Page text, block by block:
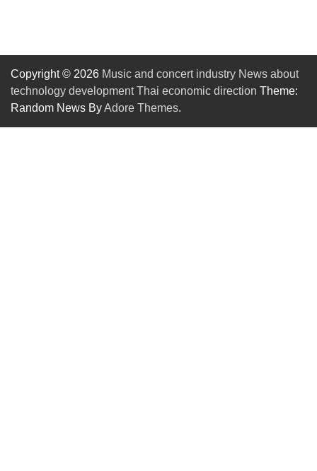
Copyright © 2026 Music and concert industry News about
technology development Thai economic direction Theme:
Random News ByAdore Themes.